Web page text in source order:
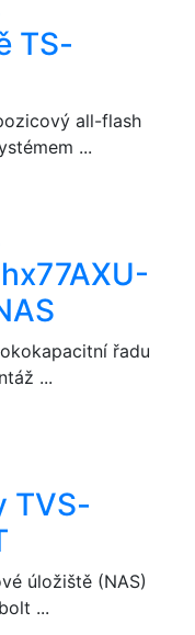
TS-
all-flash
...
řadu
...
TVS-
úložiště (NAS)
...